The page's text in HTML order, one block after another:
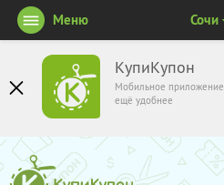
КупиКупон
Мобильное приложение
ещё удобнее
Меню Сочи